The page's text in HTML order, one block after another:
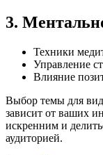
3.
Техники
Управление
Влияние
Выбор темы для
зависит от ваших
искренним и
аудиторией.